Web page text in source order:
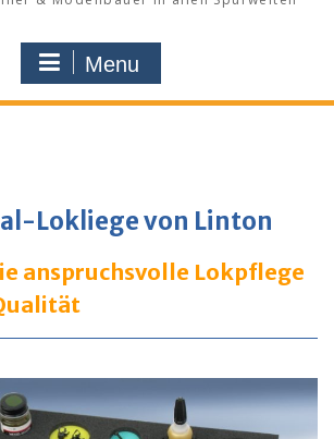
Menu
Lokliege von Linton
anspruchsvolle Lokpflege